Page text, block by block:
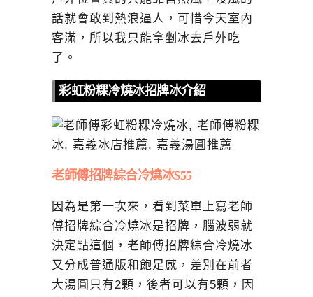
話就會敢到熱浪逼人，可惜今天室內
客滿，所以我只能拿剉冰去戶外吃
了。
彩虹粉粿冷燒冰招牌冰介紹
老師傅招牌綜合冷燒冰$55
因為是第一次來，看到菜單上寫老師
傅招牌綜合冷燒冰是招牌，腦波弱就
決定點這個，老師傅招牌綜合冷燒冰
又分成普通版和飽足感，差別在前者
大湯圓只有2顆，後者可以有5顆，因